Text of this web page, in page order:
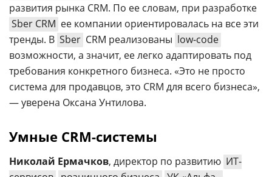
развития рынка CRM. По ее словам, при разработке
Sber CRM ее компании ориентировалась на все эти
тренды. В Sber CRM реализованы low-code
возможности, а значит, ее легко адаптировать под
требования конкретного бизнеса. «Это не просто
система для продавцов, это CRM для всего бизнеса»,
— уверена Оксана Унтилова.
Умные CRM-системы
Николай Ермачков, директор по развитию ИТ-